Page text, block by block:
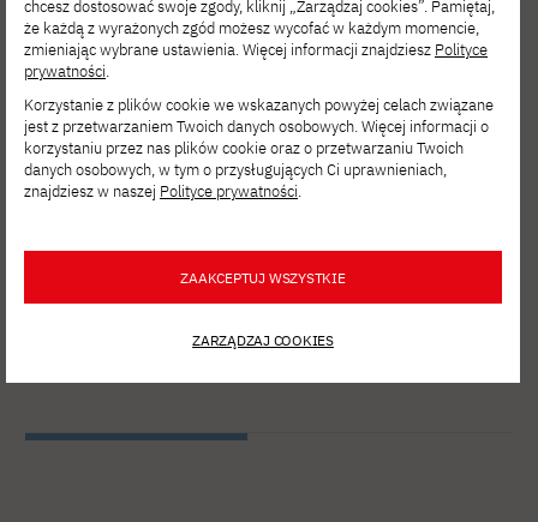
Ivan Tsimchyshyn
Dzmitry Pisarchyk
SGH:
Marta Pachocka
Dominik Wach
Więcej
informacji: https://www.welcomingspaces.eu/
chcesz dostosować swoje zgody, kliknij „Zarządzaj cookies”. Pamiętaj,
że każdą z wyrażonych zgód możesz wycofać w każdym momencie,
zmieniając wybrane ustawienia. Więcej informacji znajdziesz Polityce
prywatności.
Korzystanie z plików cookie we wskazanych powyżej celach związane
jest z przetwarzaniem Twoich danych osobowych. Więcej informacji o
korzystaniu przez nas plików cookie oraz o przetwarzaniu Twoich
danych osobowych, w tym o przysługujących Ci uprawnieniach,
znajdziesz w naszej Polityce prywatności.
ZAAKCEPTUJ WSZYSTKIE
ZARZĄDZAJ COOKIES